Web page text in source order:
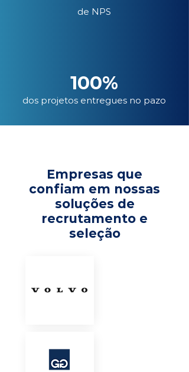
de NPS
100%
dos projetos entregues no pazo
Empresas que
confiam em nossas
soluções de
recrutamento e
seleção